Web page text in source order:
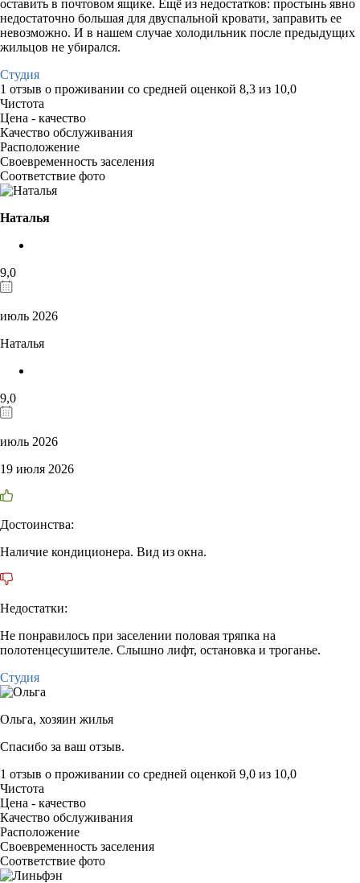
оставить в почтовом ящике. Ещё из недостатков: простынь явно
недостаточно большая для двуспальной кровати, заправить ее
невозможно. И в нашем случае холодильник после предыдущих
жильцов не убирался.
Студия
1 отзыв о проживании со средней оценкой 8,3 из 10,0
Чистота
Цена - качество
Качество обслуживания
Расположение
Своевременность заселения
Соответствие фото
Наталья
9,0
июль 2026
Наталья
9,0
июль 2026
19 июля 2026
Достоинства:
Наличие кондиционера. Вид из окна.
Недостатки:
Не понравилось при заселении половая тряпка на
полотенцесушителе. Слышно лифт, остановка и троганье.
Студия
Ольга, хозяин жилья
Спасибо за ваш отзыв.
1 отзыв о проживании со средней оценкой 9,0 из 10,0
Чистота
Цена - качество
Качество обслуживания
Расположение
Своевременность заселения
Соответствие фото